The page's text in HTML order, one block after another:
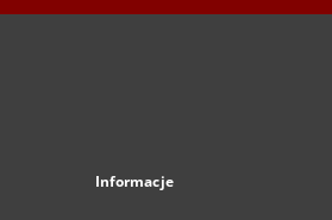
Informacje